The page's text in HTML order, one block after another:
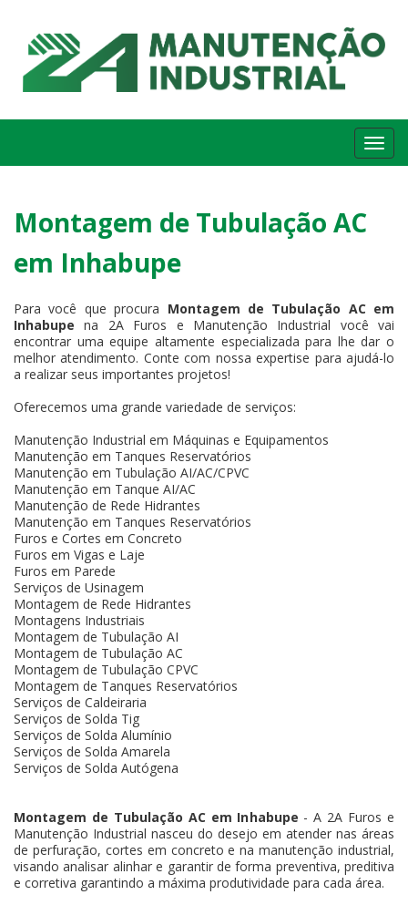
Montagem de Tubulação AC
em Inhabupe
Para você que procura Montagem de Tubulação AC em
Inhabupe na 2A Furos e Manutenção Industrial você vai
encontrar uma equipe altamente especializada para lhe dar o
melhor atendimento. Conte com nossa expertise para ajudá-lo
a realizar seus importantes projetos!
Oferecemos uma grande variedade de serviços:
Manutenção Industrial em Máquinas e Equipamentos
Manutenção em Tanques Reservatórios
Manutenção em Tubulação AI/AC/CPVC
Manutenção em Tanque AI/AC
Manutenção de Rede Hidrantes
Manutenção em Tanques Reservatórios
Furos e Cortes em Concreto
Furos em Vigas e Laje
Furos em Parede
Serviços de Usinagem
Montagem de Rede Hidrantes
Montagens Industriais
Montagem de Tubulação AI
Montagem de Tubulação AC
Montagem de Tubulação CPVC
Montagem de Tanques Reservatórios
Serviços de Caldeiraria
Serviços de Solda Tig
Serviços de Solda Alumínio
Serviços de Solda Amarela
Serviços de Solda Autógena
Montagem de Tubulação AC em Inhabupe - A 2A Furos e
Manutenção Industrial nasceu do desejo em atender nas áreas
de perfuração, cortes em concreto e na manutenção industrial,
visando analisar alinhar e garantir de forma preventiva, preditiva
e corretiva garantindo a máxima produtividade para cada área.